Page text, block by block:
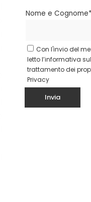
Nome e Cognome*
Con l'invio del
letto l’informativa
trattamento dei
Privacy